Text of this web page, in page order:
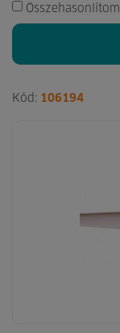
Összehasonlítom
Kód: 106194